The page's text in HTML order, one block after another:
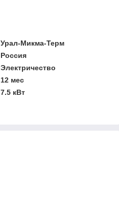
Урал-Микма-Терм
Россия
Электричество
12 мес
7.5 кВт